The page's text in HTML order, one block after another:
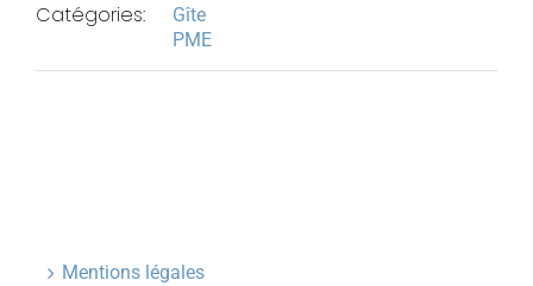
Catégories:
Gîte
PME
Mentions légales